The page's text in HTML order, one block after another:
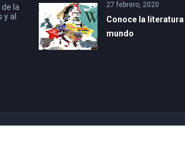
la
y al
27 febrero, 2020
Conoce la literatura
mundo